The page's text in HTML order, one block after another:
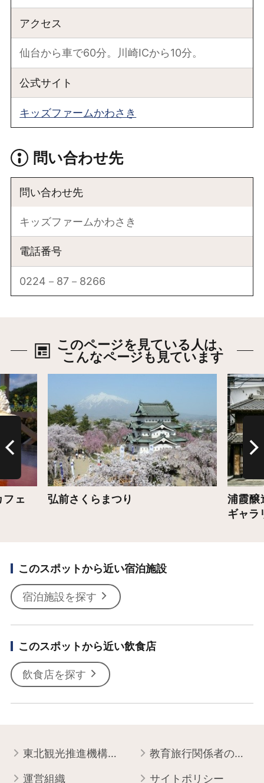
アクセス
仙台から車で60分。川崎ICから10分。
公式サイト
キッズファームかわさき
問い合わせ先
問い合わせ先
キッズファームかわさき
電話番号
0224－87－8266
このページを見ている人は、
こんなページも見ています
フェ 弘前さくらまつり
浦霞醸
ギャラ
詳細は
このスポットから近い宿泊施設
宿泊施設を探す
このスポットから近い飲食店
飲食店を探す
東北観光推進機構について 教育旅行関係者の皆様へ
運営組織 サイトポリシー